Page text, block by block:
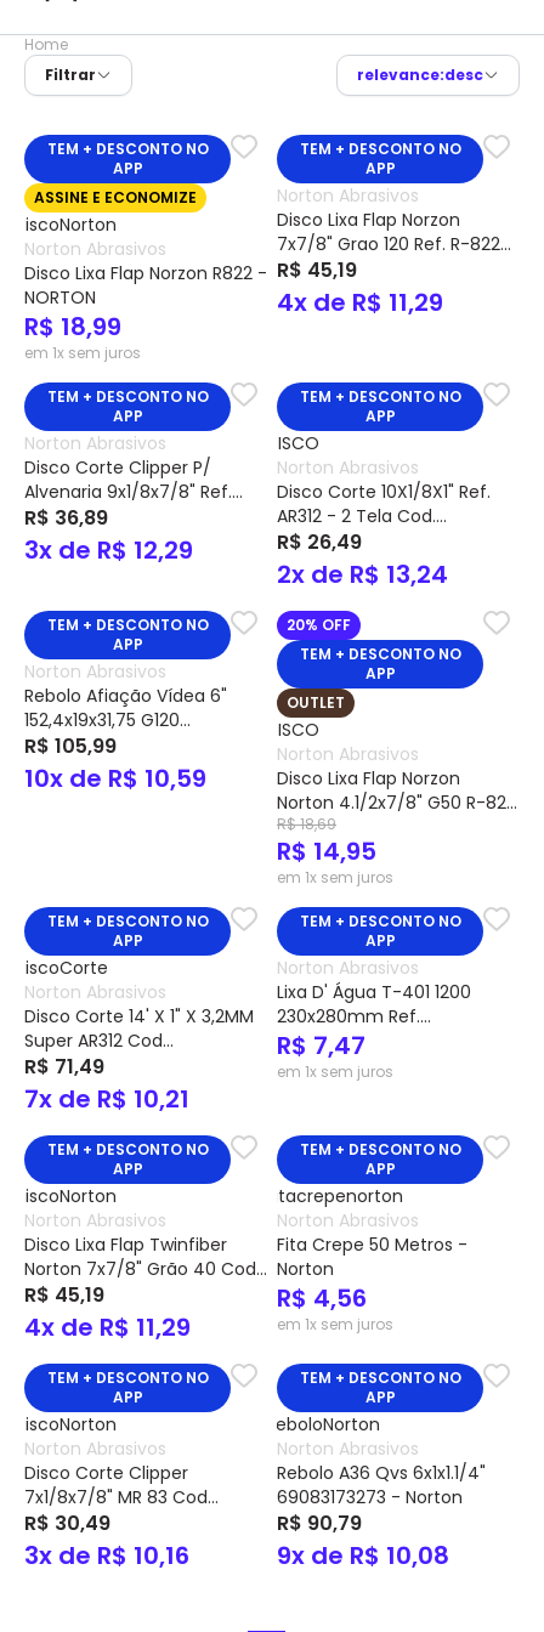
Home
Filtrar
relevance:desc
TEM + DESCONTO NO
APP
ASSINE E ECONOMIZE
Norton Abrasivos
Disco Lixa Flap Norzon R822 -
NORTON
R$ 18,99
em 1x sem juros
TEM + DESCONTO NO
APP
Norton Abrasivos
Disco Lixa Flap Norzon
7x7/8" Grao 120 Ref. R-822
Cod 66623313816 - Norton
R$ 45,19
4x de R$ 11,29
TEM + DESCONTO NO
APP
Norton Abrasivos
Disco Corte Clipper P/
Alvenaria 9x1/8x7/8" Ref.
MR83 Cod 66252899868 -
Norton
R$ 36,89
3x de R$ 12,29
TEM + DESCONTO NO
APP
Norton Abrasivos
Disco Corte 10X1/8X1" Ref.
AR312 - 2 Tela Cod.
66252842988 - Norton
R$ 26,49
2x de R$ 13,24
TEM + DESCONTO NO
APP
Norton Abrasivos
Rebolo Afiação Vídea 6"
152,4x19x31,75 G120
66243464690 - Norton
R$ 105,99
10x de R$ 10,59
20% OFF
TEM + DESCONTO NO
APP
OUTLET
Norton Abrasivos
Disco Lixa Flap Norzon
Norton 4.1/2x7/8" G50 R-822
Cod.78072766957 - Norton
R$ 18,69
R$ 14,95
em 1x sem juros
TEM + DESCONTO NO
APP
Norton Abrasivos
Disco Corte 14' X 1" X 3,2MM
Super AR312 Cod
66252843695 - Norton
R$ 71,49
7x de R$ 10,21
TEM + DESCONTO NO
APP
Norton Abrasivos
Lixa D' Água T-401 1200
230x280mm Ref.
66254408468 – Norton
R$ 7,47
em 1x sem juros
TEM + DESCONTO NO
APP
Norton Abrasivos
Disco Lixa Flap Twinfiber
Norton 7x7/8" Grão 40 Cod
66623313803 - Norton
R$ 45,19
4x de R$ 11,29
TEM + DESCONTO NO
APP
Norton Abrasivos
Fita Crepe 50 Metros -
Norton
R$ 4,56
em 1x sem juros
TEM + DESCONTO NO
APP
Norton Abrasivos
Disco Corte Clipper
7x1/8x7/8" MR 83 Cod
66252927067 - Norton
R$ 30,49
3x de R$ 10,16
TEM + DESCONTO NO
APP
Norton Abrasivos
Rebolo A36 Qvs 6x1x1.1/4"
69083173273 - Norton
R$ 90,79
9x de R$ 10,08